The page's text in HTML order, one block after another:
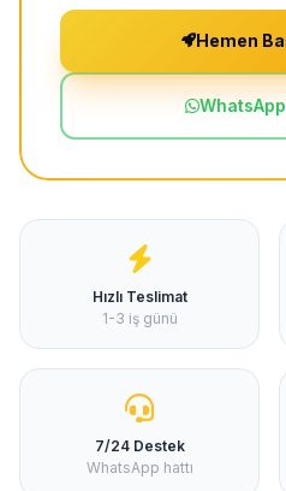
Hemen
Hızlı Teslimat
1-3 iş günü
7/24 Destek
WhatsApp hattı